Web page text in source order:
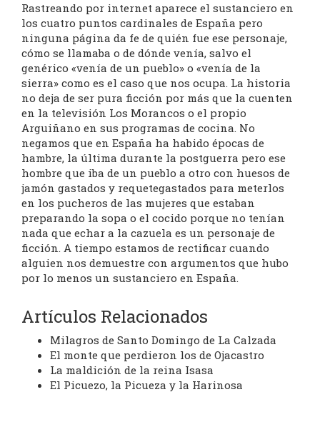
Rastreando por internet aparece el sustanciero en
los cuatro puntos cardinales de España pero
ninguna página da fe de quién fue ese personaje,
cómo se llamaba o de dónde venía, salvo el
genérico «venía de un pueblo» o «venía de la
sierra» como es el caso que nos ocupa. La historia
no deja de ser pura ficción por más que la cuenten
en la televisión Los Morancos o el propio
Arguiñano en sus programas de cocina. No
negamos que en España ha habido épocas de
hambre, la última durante la postguerra pero ese
hombre que iba de un pueblo a otro con huesos de
jamón gastados y requetegastados para meterlos
en los pucheros de las mujeres que estaban
preparando la sopa o el cocido porque no tenían
nada que echar a la cazuela es un personaje de
ficción. A tiempo estamos de rectificar cuando
alguien nos demuestre con argumentos que hubo
por lo menos un sustanciero en España.
Artículos Relacionados
Milagros de Santo Domingo de La Calzada
El monte que perdieron los de Ojacastro
La maldición de la reina Isasa
El Picuezo, la Picueza y la Harinosa